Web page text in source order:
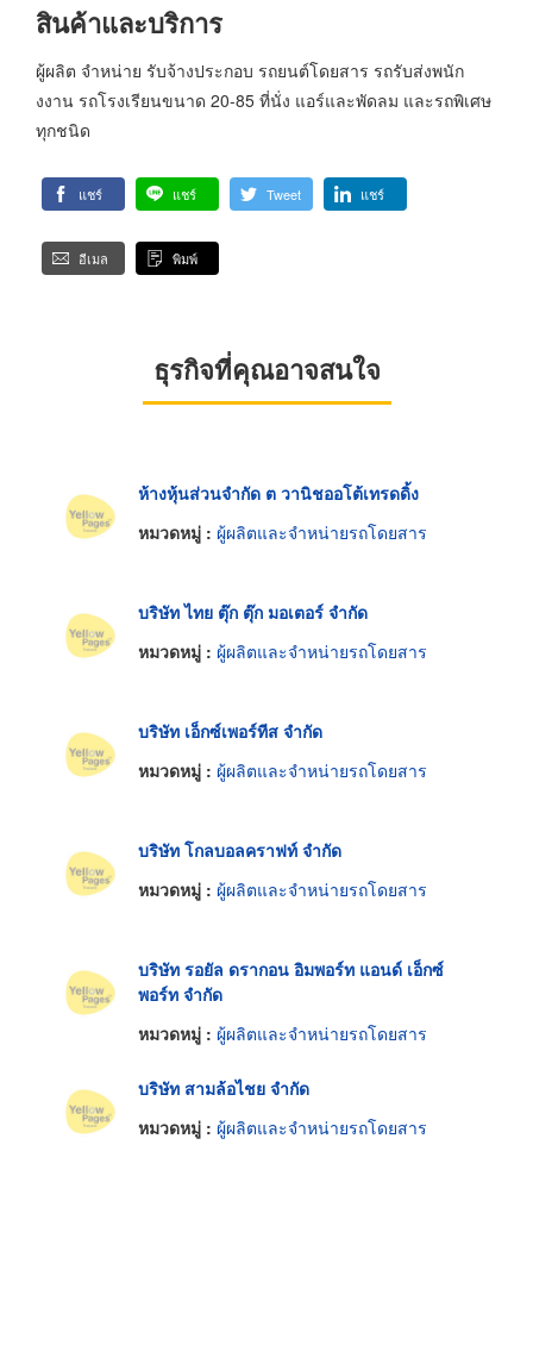
สินค้าและบริการ
ผู้ผลิต จำหน่าย รับจ้างประกอบ รถยนต์โดยสาร รถรับส่งพนัก
งงาน รถโรงเรียนขนาด 20-85 ที่นั่ง แอร์และพัดลม และรถพิเศษ
ทุกชนิด
แชร์ แชร์ Tweet แชร์
อีเมล พิมพ์
ธุรกิจที่คุณอาจสนใจ
ห้างหุ้นส่วนจำกัด ต วานิชออโต้เทรดดิ้ง
หมวดหมู่ : ผู้ผลิตและจำหน่ายรถโดยสาร
บริษัท ไทย ตุ๊ก ตุ๊ก มอเตอร์ จำกัด
หมวดหมู่ : ผู้ผลิตและจำหน่ายรถโดยสาร
บริษัท เอ็กซ์เพอร์ทีส จำกัด
หมวดหมู่ : ผู้ผลิตและจำหน่ายรถโดยสาร
บริษัท โกลบอลคราฟท์ จำกัด
หมวดหมู่ : ผู้ผลิตและจำหน่ายรถโดยสาร
บริษัท รอยัล ดรากอน อิมพอร์ท แอนด์ เอ็กซ์
พอร์ท จำกัด
หมวดหมู่ : ผู้ผลิตและจำหน่ายรถโดยสาร
บริษัท สามล้อไชย จำกัด
หมวดหมู่ : ผู้ผลิตและจำหน่ายรถโดยสาร